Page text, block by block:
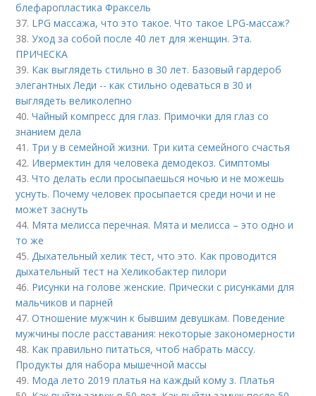
блефаропластика Фраксель
37. LPG массажа, что это такое. Что такое LPG-массаж?
38.Уход за собой после 40 лет для женщин. Эта.
ПРИЧЕСКА
39. Как выглядеть стильно в 30 лет. Базовый гардероб
элегантных Леди -- как стильно одеваться в 30 и
выглядеть великолепно
40.Чайный компресс для глаз. Примочки для глаз со
знанием дела
41. Три у в семейной жизни. Три кита семейного счастья
42. Ивермектин для человека демодекоз. Симптомы
43.Что делать если просыпаешься ночью и не можешь
уснуть. Почему человек просыпается среди ночи и не
может заснуть
44. Мята мелисса перечная. Мята и мелисса – это одно и
то же
45.Дыхательный хелик тест, что это. Как проводится
дыхательный тест на Хеликобактер пилори
46. Рисунки на голове женские. Прически с рисунками для
мальчиков и парней
47.Отношение мужчин к бывшим девушкам. Поведение
мужчины после расставания: некоторые закономерности
48. Как правильно питаться, чтоб набрать массу.
Продукты для набора мышечной массы
49. Мода лето 2019 платья на каждый кому з. Платья